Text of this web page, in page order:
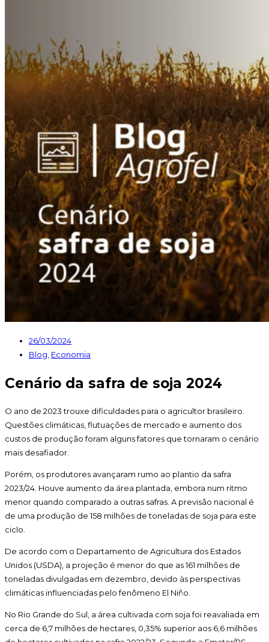
26/03/2024
Blog, Economia
Cenário da safra de soja 2024
O ano de 2023 trouxe dificuldades para o agricultor brasileiro.
Questões climáticas, flutuações de mercado e aumento dos
custos de produção foram alguns fatores que tornaram o cenário
mais desafiador.
Porém, os produtores avançaram rumo ao plantio da safra
2023/24. Houve aumento da área plantada, embora num ritmo
menor quando comparado a outras safras. A previsão nacional é
de uma produção de 158 milhões de toneladas de soja para este
ciclo.
De acordo com o Departamento de Agricultura dos Estados
Unidos (USDA), a projeção é menor do que as 161 milhões de
toneladas divulgadas em dezembro, devido às perspectivas
climáticas influenciadas pelo fenômeno El Niño.
No Rio Grande do Sul, a área cultivada com soja foi reavaliada em
cerca de 6,7 milhões de hectares, 0,35% superior aos 6,6 milhões